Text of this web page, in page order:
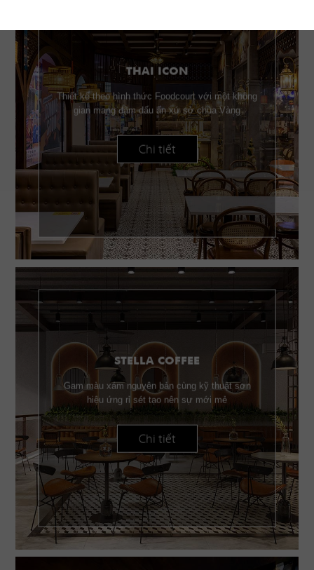
THAI ICON
Thiết kế theo hình thức Foodcourt với một không
gian mang đậm dấu ấn xứ sở chùa Vàng
Chi tiết
STELLA COFFEE
Gam màu xám nguyên bản cùng kỹ thuật sơn
hiệu ứng rỉ sét tạo nên sự mới mẻ
Chi tiết